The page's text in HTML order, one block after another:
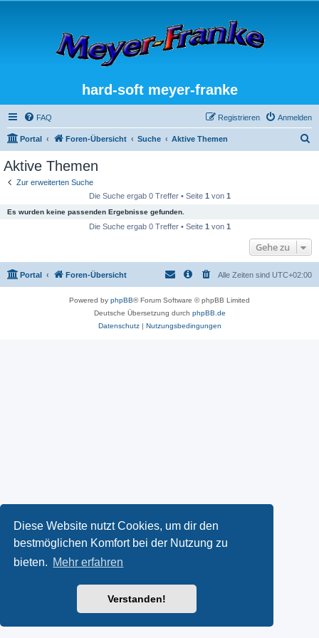
Diese Website nutzt Cookies, um dir den
bestmöglichen Komfort bei der Nutzung zu
bieten. Mehr erfahren
Verstanden!
hard-soft meyer-franke
FAQ Anmelden
Registrieren
Portal Foren-Übersicht Suche Aktive Themen
Aktive Themen
Zur erweiterten Suche
Die Suche ergab 0 Treffer • Seite 1 von 1
Es wurden keine passenden Ergebnisse gefunden.
Die Suche ergab 0 Treffer • Seite 1 von 1
Gehe zu
Portal Foren-Übersicht Alle Zeiten sind UTC+02:00
Powered by phpBB® Forum Software © phpBB Limited
Deutsche Übersetzung durch phpBB.de
Datenschutz| Nutzungsbedingungen